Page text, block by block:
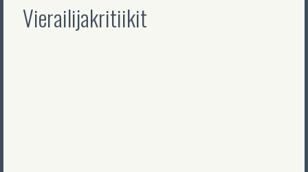
Vierailijakritiikit